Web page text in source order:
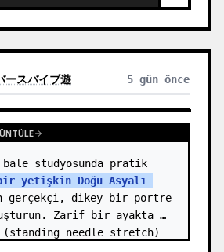
ースバイブ遊 5 gün önce
stüdyosunda pratik
yetişkin Doğu Asyalı
gerçekçi, dikey bir portre
Zarif bir ayakta
(standing needle stretch)